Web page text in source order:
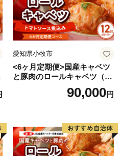
いは以下の通りです。
は別便で送付します。
ります。返礼品を変更する場
るに帰責事由なく申込者が返
再配達の義務を負わないもの
愛知県小牧市
<6ヶ月定期便>国産キャベツ
と豚肉のロールキャベツ（6P
90,000円